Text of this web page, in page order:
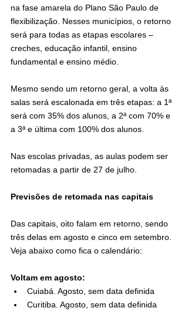
na fase amarela do Plano São Paulo de
flexibilização. Nesses municípios, o retorno
será para todas as etapas escolares –
creches, educação infantil, ensino
fundamental e ensino médio.
Mesmo sendo um retorno geral, a volta às
salas será escalonada em três etapas: a 1ª
será com 35% dos alunos, a 2ª com 70% e
a 3ª e última com 100% dos alunos.
Nas escolas privadas, as aulas podem ser
retomadas a partir de 27 de julho.
Previsões de retomada nas capitais
Das capitais, oito falam em retorno, sendo
três delas em agosto e cinco em setembro.
Veja abaixo como fica o calendário:
Voltam em agosto:
Cuiabá. Agosto, sem data definida
Curitiba. Agosto, sem data definida